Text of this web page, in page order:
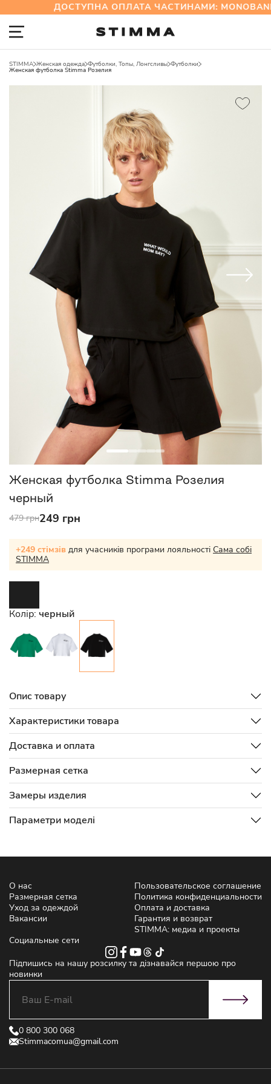
ДОСТУПНА ОПЛАТА ЧАСТИНАМИ:
STIMMA Женская одежда Футболки, Топы, Лонгсливы Футболки
Женская футболка Stimma Розелия
Женская футболка Stimma Розелия
черный
479 грн249 грн
+249 стімзів для учасників програми лояльності Сама собі
STIMMA
Колір: черный
Опис товару
Характеристики товара
Доставка и оплата
Размерная сетка
Замеры изделия
Параметри моделі
О нас
Размерная сетка
Уход за одеждой
Вакансии
Пользовательское соглашение
Политика конфиденциальности
Оплата и доставка
Гарантия и возврат
STIMMA: медиа и проекты
Социальные сети
Підпишись на нашу розсилку та дізнавайся першою про
новинки
0 800 300 068
Stimmacomua@gmail.com